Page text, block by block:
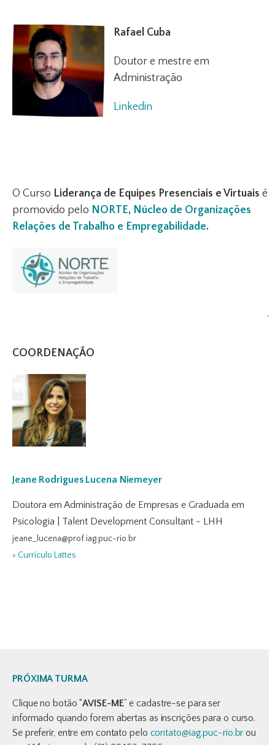
Rafael Cuba
Doutor e mestre em
Administração
Linkedin
O Curso Liderança de Equipes Presenciais e Virtuais é
promovido pelo NORTE, Núcleo de Organizações
Relações de Trabalho e Empregabilidade.
.
COORDENAÇÃO
Jeane Rodrigues Lucena Niemeyer
Doutora em Administração de Empresas e Graduada em
Psicologia | Talent Development Consultant - LHH
jeane_lucena@prof.iag.puc-rio.br
> Currículo Lattes
PRÓXIMA TURMA
Clique no botão “AVISE-ME” e cadastre-se para ser
informado quando forem abertas as inscrições para o curso.
Se preferir, entre em contato pelo contato@iag.puc-rio.br ou